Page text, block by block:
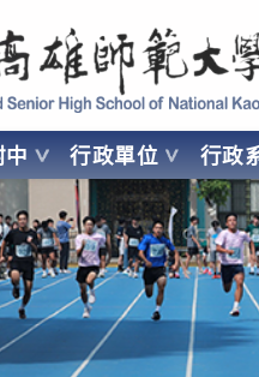
Senior High School of National
中 行政單位 行政
OF NATIONAL